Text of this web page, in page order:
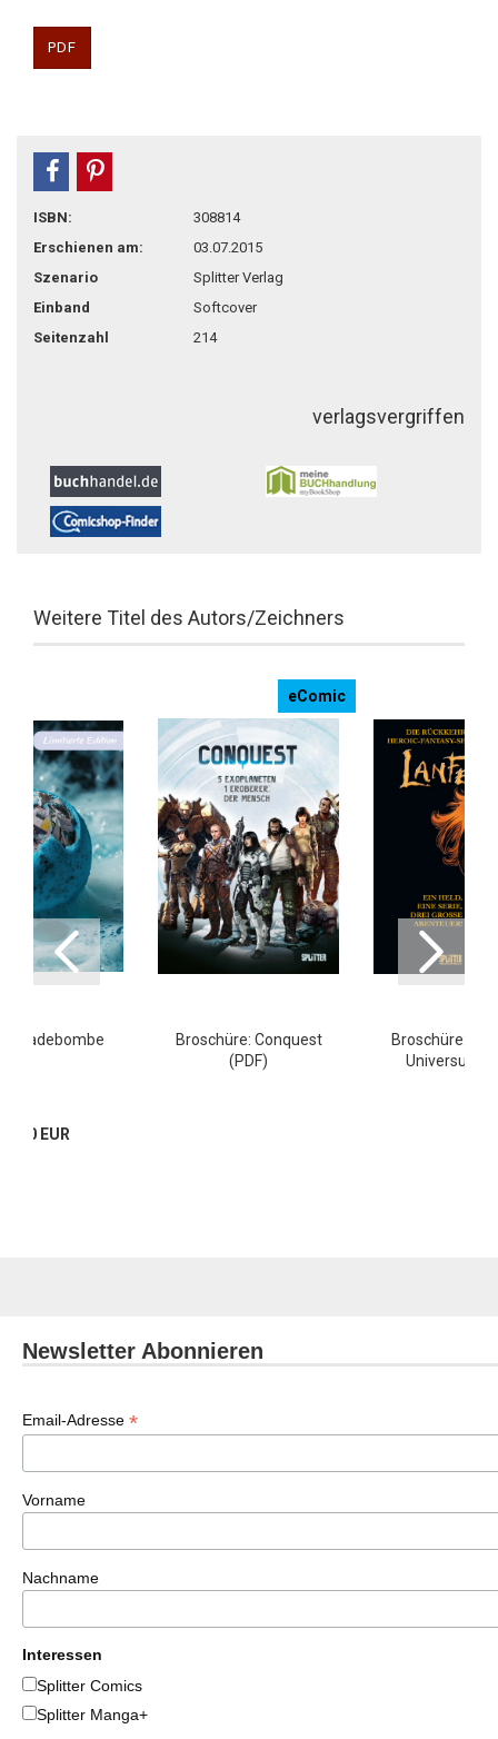
PDF
teilen
ISBN:
308814
Erschienen am:
03.07.2015
Szenario
Splitter Verlag
Einband
Softcover
Seitenzahl
214
verlagsvergriffen
Weitere Titel des Autors/Zeichners
Badebombe
EUR
eComic
Broschüre: Conquest
(PDF)
Broschüre:
Universum
Newsletter Abonnieren
Email-Adresse *
Vorname
Nachname
Interessen
Splitter Comics
Splitter Manga+